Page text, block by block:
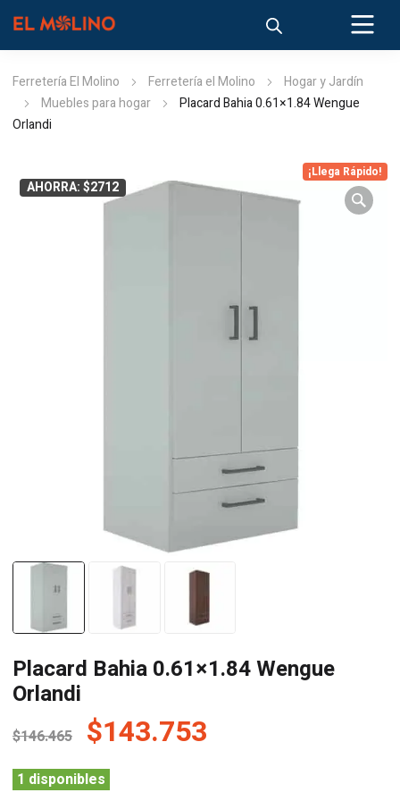
Ferretería El Molino Ferretería el Molino
Hogar y Jardín
Muebles para hogar
Placard Bahia 0.61×1.84 Wengue
Orlandi
AHORRA: $2712
¡Llega Rápido!
Placard Bahia 0.61×1.84 Wengue
Orlandi
$146.465 El
precio
original
$143.753
1 disponibles